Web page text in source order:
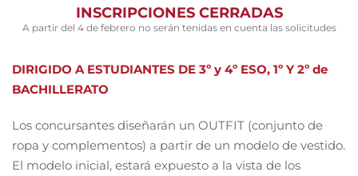
INSCRIPCIONES CERRADAS
A partir del 4 de febrero no serán tenidas en cuenta las solicitudes
DIRIGIDO A ESTUDIANTES DE 3º y 4º ESO, 1º Y 2º de
BACHILLERATO
Los concursantes diseñarán un OUTFIT (conjunto de
ropa y complementos) a partir de un modelo de vestido.
El modelo inicial, estará expuesto a la vista de los